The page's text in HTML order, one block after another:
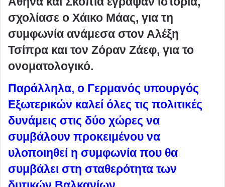
σχολίασε ο Χάικο Μάας, για τη
συμφωνία ανάμεσα στον Αλέξη
Τσίπρα και τον Ζόραν Ζάεφ, για το
ονοματολογικό.
Παράλληλα, ο Γερμανός υπουργός
Εξωτερικών καλεί όλες τις πολιτικές
δυνάμεις στις δύο χώρες να
συμβάλουν προκειμένου να
υλοποιηθεί η συμφωνία που θα
συμβάλει στη σταθερότητα των